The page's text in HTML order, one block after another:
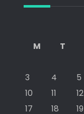
M
T
3
4 5
10
11 12
17
18 19